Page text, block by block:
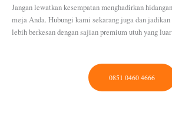
Jangan lewatkan kesempatan menghadirkan
meja Anda. Hubungi kami sekarang juga dan
lebih berkesan dengan sajian premium utuh yang
0851 0460 4666